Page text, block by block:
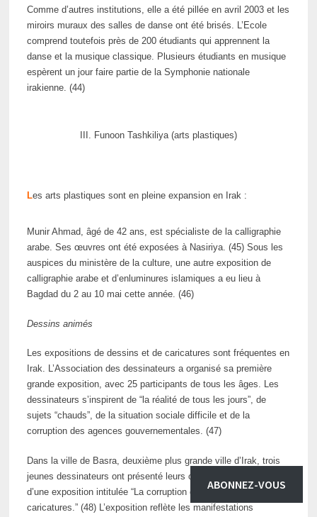
Comme d’autres institutions, elle a été pillée en avril 2003 et les
miroirs muraux des salles de danse ont été brisés. L’Ecole
comprend toutefois près de 200 étudiants qui apprennent la
danse et la musique classique. Plusieurs étudiants en musique
espèrent un jour faire partie de la Symphonie nationale
irakienne. (44)
III. Funoon Tashkiliya (arts plastiques)
Les arts plastiques sont en pleine expansion en Irak :
Munir Ahmad, âgé de 42 ans, est spécialiste de la calligraphie
arabe. Ses œuvres ont été exposées à Nasiriya. (45) Sous les
auspices du ministère de la culture, une autre exposition de
calligraphie arabe et d’enluminures islamiques a eu lieu à
Bagdad du 2 au 10 mai cette année. (46)
Dessins animés
Les expositions de dessins et de caricatures sont fréquentes en
Irak. L’Association des dessinateurs a organisé sa première
grande exposition, avec 25 participants de tous les âges. Les
dessinateurs s’inspirent de “la réalité de tous les jours”, de
sujets “chauds”, de la situation sociale difficile et de la
corruption des agences gouvernementales. (47)
Dans la ville de Basra, deuxième plus grande ville d’Irak, trois
jeunes dessinateurs ont présenté leurs œuvres dans le cadre
d’une exposition intitulée “La corruption du gouvernement –
caricatures.” (48) L’exposition reflète les manifestations
ABONNEZ-VOUS